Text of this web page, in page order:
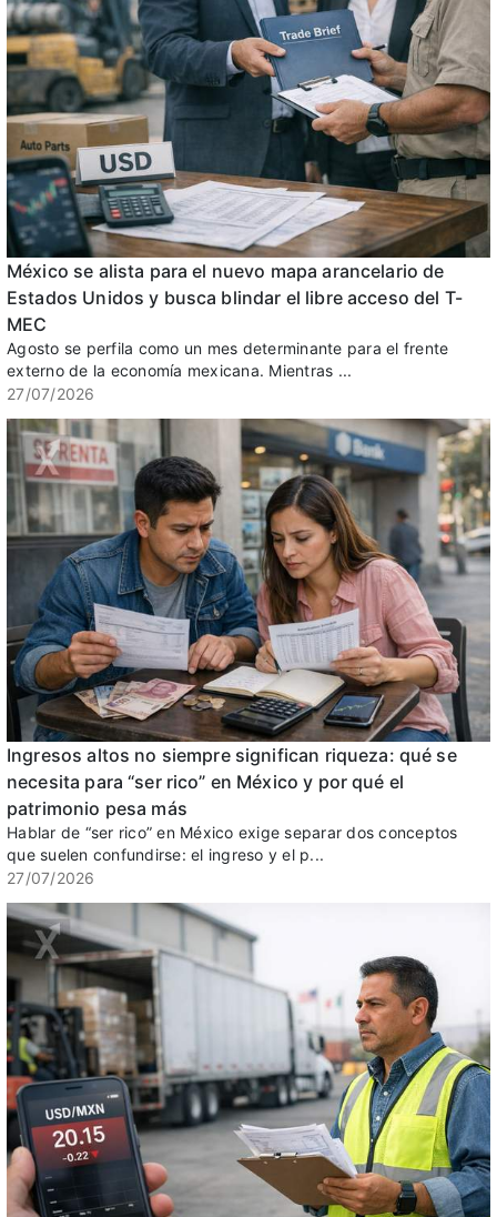
México se alista para el nuevo mapa arancelario de
Estados Unidos y busca blindar el libre acceso del T-
MEC
Agosto se perfila como un mes determinante para el frente
externo de la economía mexicana. Mientras ...
27/07/2026
Ingresos altos no siempre significan riqueza: qué se
necesita para “ser rico” en México y por qué el
patrimonio pesa más
Hablar de “ser rico” en México exige separar dos conceptos
que suelen confundirse: el ingreso y el p...
27/07/2026